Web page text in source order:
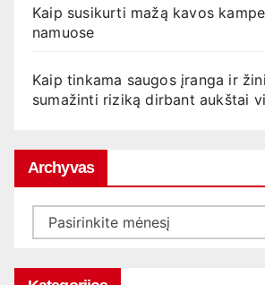
Kaip susikurti mažą kavos
namuose
Kaip tinkama saugos įranga ir
sumažinti riziką dirbant aukštai
Archyvas
Archyvas